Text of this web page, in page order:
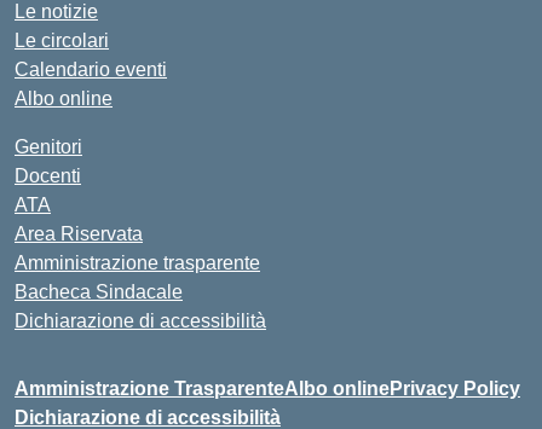
Le notizie
Le circolari
Calendario eventi
Albo online
Genitori
Docenti
ATA
Area Riservata
Amministrazione trasparente
Bacheca Sindacale
Dichiarazione di accessibilità
Amministrazione TrasparenteAlbo onlinePrivacy Policy
Dichiarazione di accessibilità